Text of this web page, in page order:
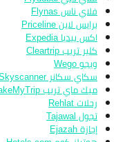
فلاي ناس Flynas
برايس لاين Priceline
اكس بيديا Expedia
كلير تريب Cleartrip
ويجو Wego
سكاي سكانر Skyscanner
ميك ماي تريب MakeMyTrip
رحلات Rehlat
تجول Tajawal
إجازة Ejazah